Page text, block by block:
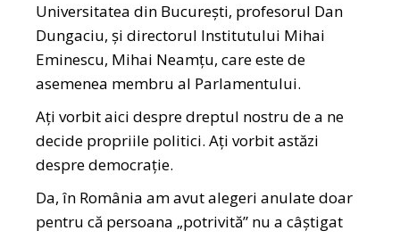
Universitatea din București, profesorul Dan
Dungaciu, și directorul Institutului Mihai
Eminescu, Mihai Neamțu, care este de
asemenea membru al Parlamentului.
Ați vorbit aici despre dreptul nostru de a ne
decide propriile politici. Ați vorbit astăzi
despre democrație.
Da, în România am avut alegeri anulate doar
pentru că persoana „potrivită” nu a câștigat